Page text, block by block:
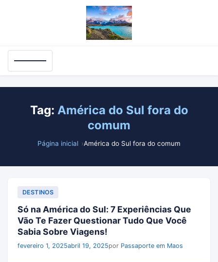
Tag: América do Sul fora do
comum
Página inicial América do Sul fora do comum
DESTINOS
Só na América do Sul: 7 Experiências Que
Vão Te Fazer Questionar Tudo Que Você
Sabia Sobre Viagens!
fevereiro 1, 2025abril 19, 2025por Passaporte em Maos